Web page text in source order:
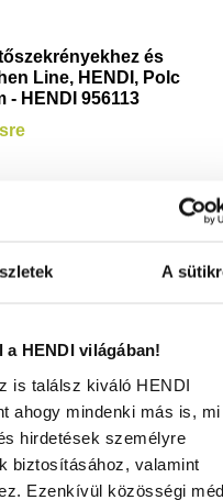
A
HENDI világában!
is találsz kiváló HENDI
ahogy mindenki más is,
hirdetések személyre
biztosításához, valamint
Ezenkívül közösségi
és
Line, HENDI, Polc
- HENDI 956113